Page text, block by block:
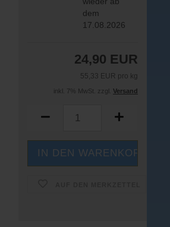
dem
17.08.2026
24,90 EUR
55,33 EUR pro kg
inkl. 7% MwSt. zzgl. Versand